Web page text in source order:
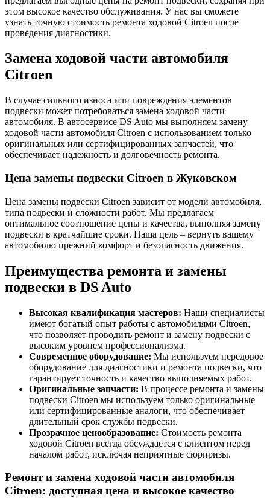
этом высокое качество обслуживания. У нас вы сможете
узнать точную стоимость ремонта ходовой Citroen после
проведения диагностики.
Замена ходовой части автомобиля
Citroen
В случае сильного износа или повреждения элементов
подвески может потребоваться замена ходовой части
автомобиля. В автосервисе DS Auto мы выполняем замену
ходовой части автомобиля Citroen с использованием только
оригинальных или сертифицированных запчастей, что
обеспечивает надежность и долговечность ремонта.
Цена замены подвески Citroen в Жуковском
Цена замены подвески Citroen зависит от модели автомобиля,
типа подвески и сложности работ. Мы предлагаем
оптимальное соотношение цены и качества, выполняя замену
подвески в кратчайшие сроки. Наша цель – вернуть вашему
автомобилю прежний комфорт и безопасность движения.
Преимущества ремонта и замены
подвески в DS Auto
Высокая квалификация мастеров: Наши специалисты
имеют богатый опыт работы с автомобилями Citroen,
что позволяет проводить ремонт и замену подвески с
высоким уровнем профессионализма.
Современное оборудование: Мы используем передовое
оборудование для диагностики и ремонта подвески, что
гарантирует точность и качество выполняемых работ.
Оригинальные запчасти: В процессе ремонта и замены
подвески Citroen мы используем только оригинальные
или сертифицированные аналоги, что обеспечивает
длительный срок службы подвески.
Прозрачное ценообразование: Стоимость ремонта
ходовой Citroen всегда обсуждается с клиентом перед
началом работ, исключая неприятные сюрпризы.
Ремонт и замена ходовой части автомобиля
Citroen: доступная цена и высокое качество